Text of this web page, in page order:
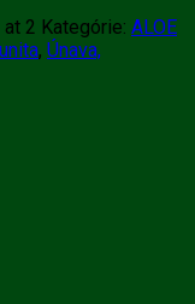
at 2 Kategórie: ALOE
, Únava,